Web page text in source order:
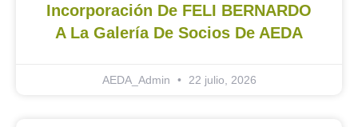
Incorporación De FELI BERNARDO
A La Galería De Socios De AEDA
AEDA_Admin 22 julio, 2026